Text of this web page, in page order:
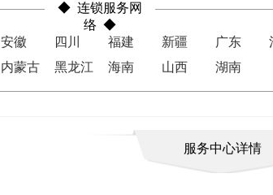
◆ 连锁服务网
络 ◆
安徽 四川 福建 新疆 广东
内蒙古 黑龙江 海南 山西 湖南
服务中心详情